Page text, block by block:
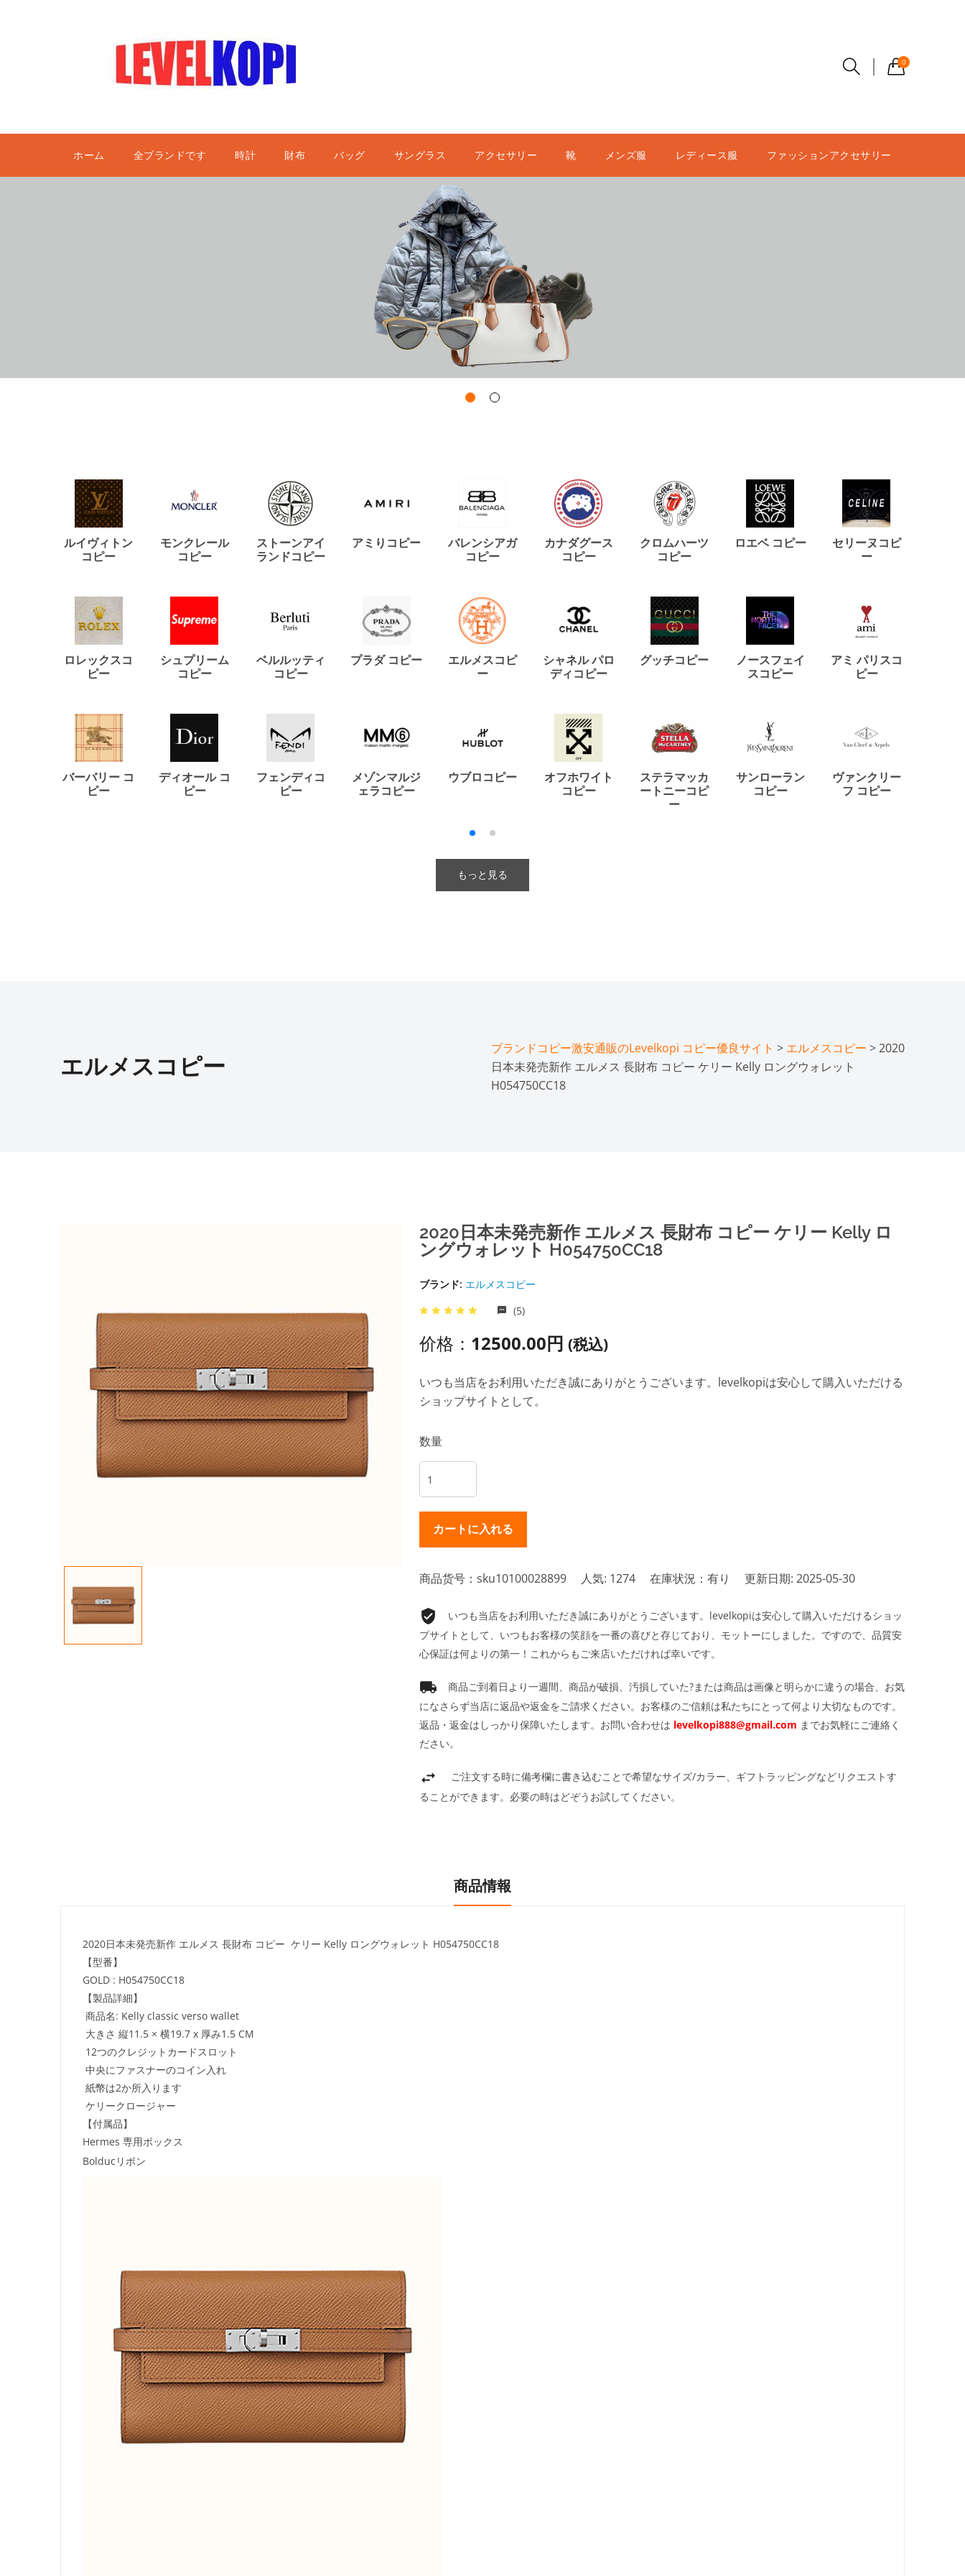
0
ホーム 全ブランドです 時計 財布 バッグ サングラス アクセサリー 靴 メンズ服 レディース服 ファッションアクセサリー
ルイヴィトン
コピー
モンクレール
コピー
ストーンアイ
ランドコピー
アミりコピー
バレンシアガ
コピー
カナダグース
コピー
クロムハーツ
コピー
ロエベ コピー
セリーヌコピ
ー
ロレックスコ
ピー
シュプリーム
コピー
ベルルッティ
コピー
プラダ コピー
エルメスコピ
ー
シャネル パロ
ディコピー
グッチコピー
ノースフェイ
スコピー
アミ パリスコ
ピー
バーバリー コ
ピー
ディオール コ
ピー
フェンディコ
ピー
メゾンマルジ
ェラコピー
ウブロコピー
オフホワイト
コピー
ステラマッカ
ートニーコピ
ー
サンローラン
コピー
ヴァンクリー
フ コピー
もっと見る
エルメスコピー
ブランドコピー激安通販のLevelkopi コピー優良サイト > エルメスコピー > 2020
日本未発売新作 エルメス 長財布 コピー ケリー Kelly ロングウォレット
H054750CC18
2020日本未発売新作 エルメス 長財布 コピー ケリー Kelly ロ
ングウォレット H054750CC18
ブランド: エルメスコピー
(5)
价格： 12500.00円 (税込)
いつも当店をお利用いただき誠にありがとうございます。levelkopiは安心して購入いただける
ショップサイトとして。
数量
商品货号：sku10100028899 人気: 1274 在庫状況：有り 更新日期: 2025-05-30
いつも当店をお利用いただき誠にありがとうございます。levelkopiは安心して購入いただけるショッ
プサイトとして、いつもお客様の笑顔を一番の喜びと存じており、モットーにしました。ですので、品質安
心保証は何よりの第一！これからもご来店いただければ幸いです。
商品ご到着日より一週間、商品が破損、汚損していた?または商品は画像と明らかに違うの場合、お気
になさらず当店に返品や返金をご請求ください。お客様のご信頼は私たちにとって何より大切なものです。
返品・返金はしっかり保障いたします。お問い合わせは levelkopi888@gmail.com までお気軽にご連絡く
ださい。
ご注文する時に備考欄に書き込むことで希望なサイズ/カラー、ギフトラッピングなどリクエストす
ることができます。必要の時はどぞうお試してください。
商品情報
2020日本未発売新作 エルメス 長財布 コピー ケリー Kelly ロングウォレット H054750CC18
【型番】
GOLD : H054750CC18
【製品詳細】
商品名: Kelly classic verso wallet
大きさ 縦11.5 × 横19.7 x 厚み1.5 CM
12つのクレジットカードスロット
中央にファスナーのコイン入れ
紙幣は2か所入ります
ケリークロージャー
【付属品】
Hermes 専用ボックス
Bolducリボン